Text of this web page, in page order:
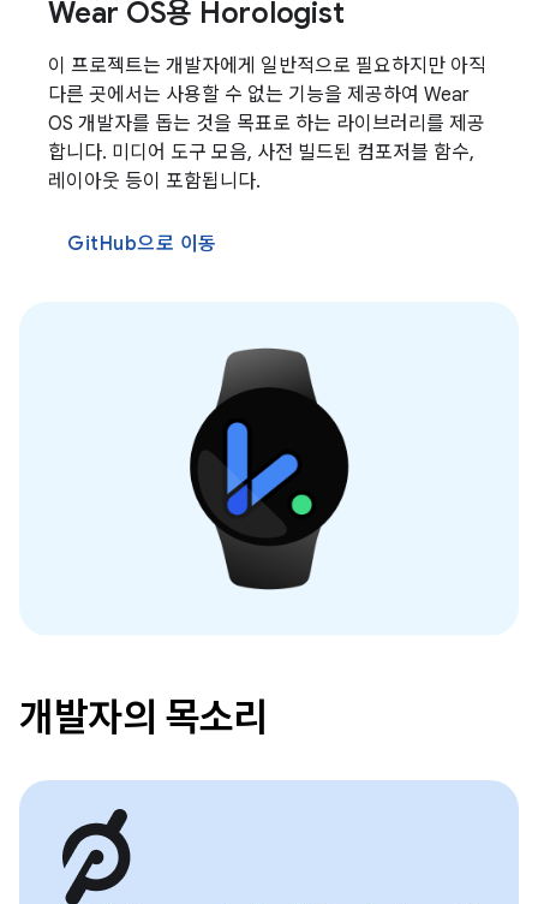
Wear OS용 Horologist
이 프로젝트는 개발자에게 일반적으로 필요하지만 아직
다른 곳에서는 사용할 수 없는 기능을 제공하여 Wear
OS 개발자를 돕는 것을 목표로 하는 라이브러리를 제공
합니다. 미디어 도구 모음, 사전 빌드된 컴포저블 함수,
레이아웃 등이 포함됩니다.
GitHub으로 이동
개발자의 목소리